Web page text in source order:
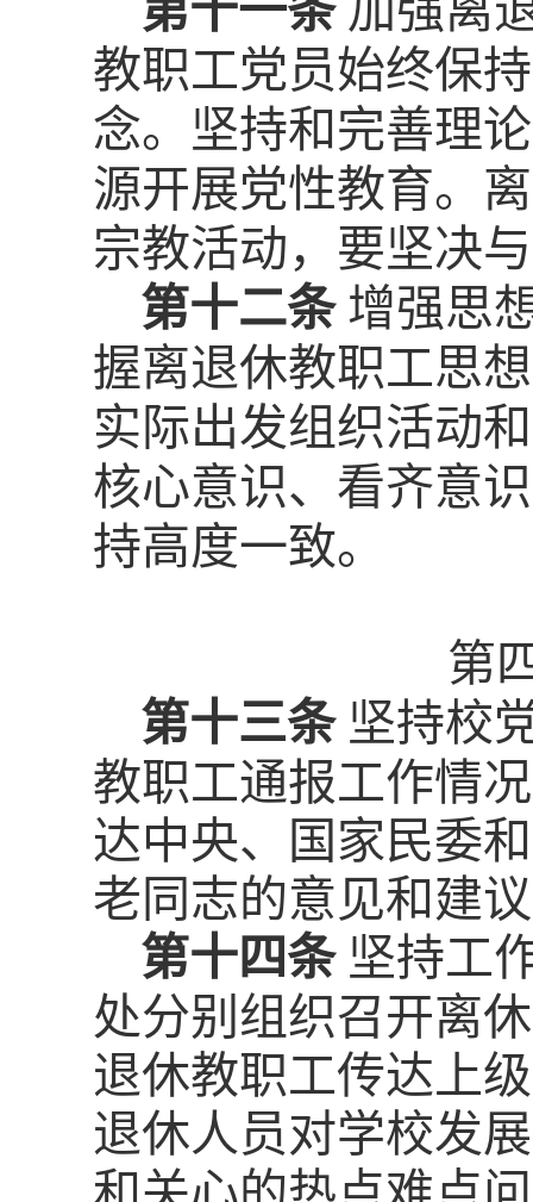
教职工党员始终保
念。坚持和完善理
源开展党性教育。
宗教活动，要坚决
第十二条 增强思
握离退休教职工思
实际出发组织活动
核心意识、看齐意
持高度一致。
第
第十三条 坚持校
教职工通报工作情
达中央、国家民委
老同志的意见和建
第十四条 坚持工
处分别组织召开离
退休教职工传达上
退休人员对学校发